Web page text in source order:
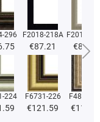
296 F2018-218A
€87.21
F2018-
€87.21
224 F6731-226
€121.59
F4827-